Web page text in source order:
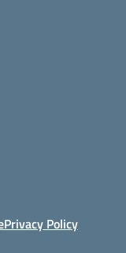
Privacy Policy